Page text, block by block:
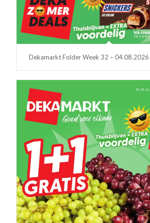
Dekamarkt Folder Week 32 –